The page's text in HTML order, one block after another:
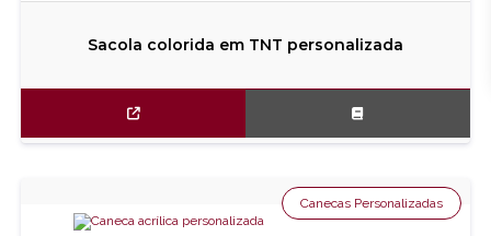
Sacola colorida em TNT personalizada
Canecas Personalizadas